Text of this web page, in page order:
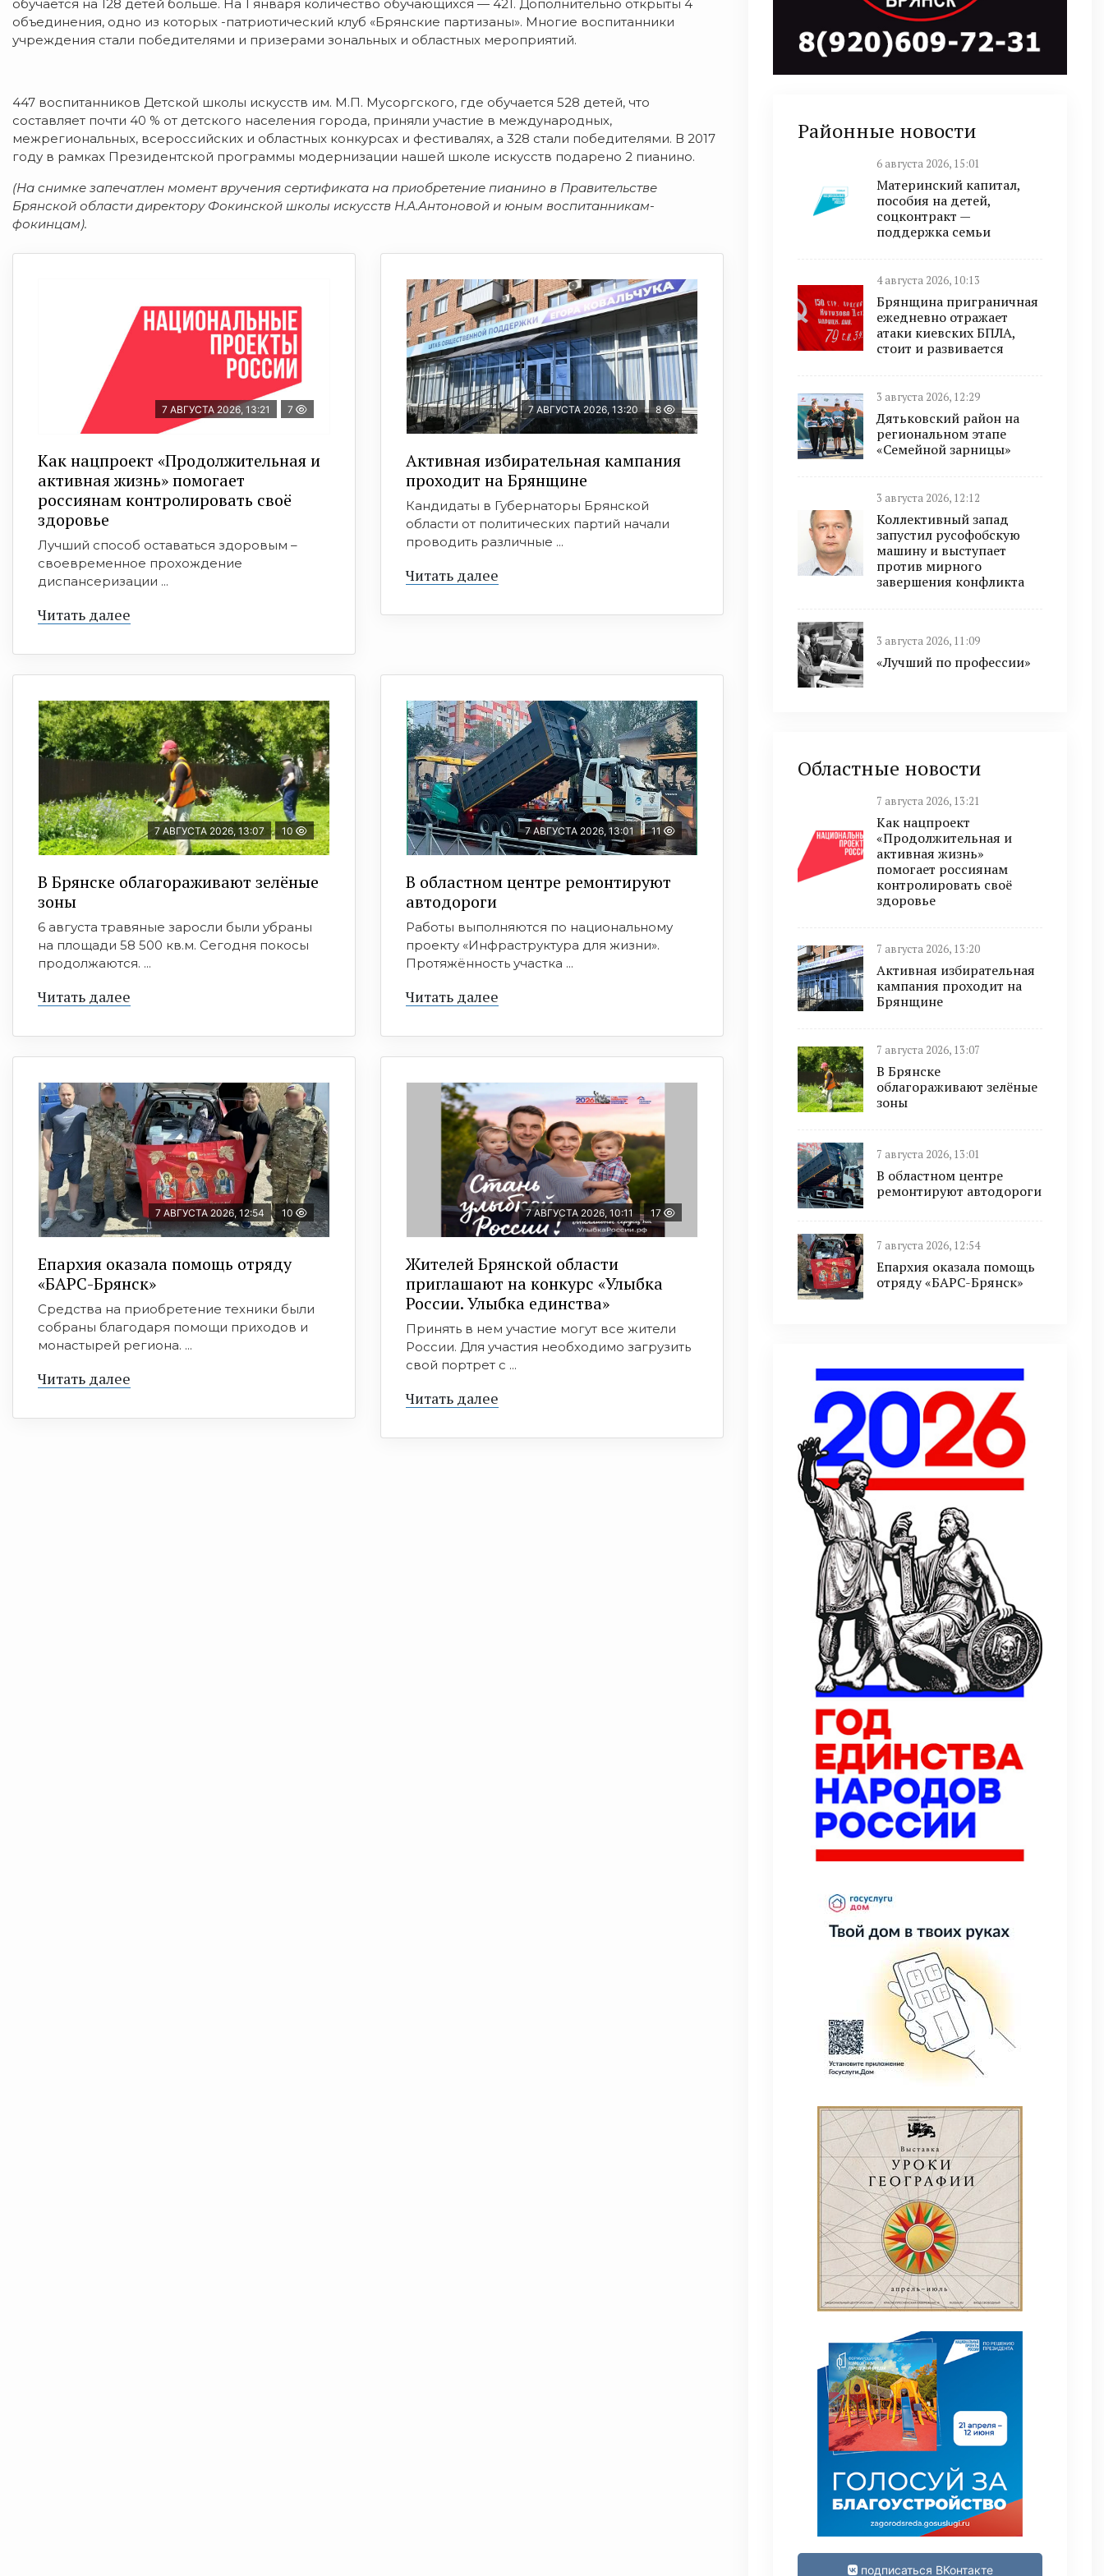
обучается на 128 детей больше. На 1 января количество обучающихся — 421. Дополнительно открыты 4
объединения, одно из которых -патриотический клуб «Брянские партизаны». Многие воспитанники
учреждения стали победителями и призерами зональных и областных мероприятий.
447 воспитанников Детской школы искусств им. М.П. Мусоргского, где обучается 528 детей, что
составляет почти 40 % от детского населения города, приняли участие в международных,
межрегиональных, всероссийских и областных конкурсах и фестивалях, а 328 стали победителями. В 2017
году в рамках Президентской программы модернизации нашей школе искусств подарено 2 пианино.
(На снимке запечатлен момент вручения сертификата на приобретение пианино в Правительстве
Брянской области директору Фокинской школы искусств Н.А.Антоновой и юным воспитанникам-
фокинцам).
7 АВГУСТА 2026, 13:21 7
Как нацпроект «Продолжительная и
активная жизнь» помогает
россиянам контролировать своё
здоровье
Лучший способ оставаться здоровым –
своевременное прохождение
диспансеризации ...
Читать далее
7 АВГУСТА 2026, 13:20 8
Активная избирательная кампания
проходит на Брянщине
Кандидаты в Губернаторы Брянской
области от политических партий начали
проводить различные ...
Читать далее
7 АВГУСТА 2026, 13:07 10
В Брянске облагораживают зелёные
зоны
6 августа травяные заросли были убраны
на площади 58 500 кв.м. Сегодня покосы
продолжаются. ...
Читать далее
7 АВГУСТА 2026, 13:01 11
В областном центре ремонтируют
автодороги
Работы выполняются по национальному
проекту «Инфраструктура для жизни».
Протяжённость участка ...
Читать далее
7 АВГУСТА 2026, 12:54 10
Епархия оказала помощь отряду
«БАРС-Брянск»
Средства на приобретение техники были
собраны благодаря помощи приходов и
монастырей региона. ...
Читать далее
7 АВГУСТА 2026, 10:11 17
Жителей Брянской области
приглашают на конкурс «Улыбка
России. Улыбка единства»
Принять в нем участие могут все жители
России. Для участия необходимо загрузить
свой портрет с ...
Читать далее
Районные новости
6 августа 2026, 15:01
Материнский капитал,
пособия на детей,
соцконтракт —
поддержка семьи
4 августа 2026, 10:13
Брянщина приграничная
ежедневно отражает
атаки киевских БПЛА,
стоит и развивается
3 августа 2026, 12:29
Дятьковский район на
региональном этапе
«Семейной зарницы»
3 августа 2026, 12:12
Коллективный запад
запустил русофобскую
машину и выступает
против мирного
завершения конфликта
3 августа 2026, 11:09
«Лучший по профессии»
Областные новости
7 августа 2026, 13:21
Как нацпроект
«Продолжительная и
активная жизнь»
помогает россиянам
контролировать своё
здоровье
7 августа 2026, 13:20
Активная избирательная
кампания проходит на
Брянщине
7 августа 2026, 13:07
В Брянске
облагораживают зелёные
зоны
7 августа 2026, 13:01
В областном центре
ремонтируют автодороги
7 августа 2026, 12:54
Епархия оказала помощь
отряду «БАРС-Брянск»
подписаться ВКонтакте